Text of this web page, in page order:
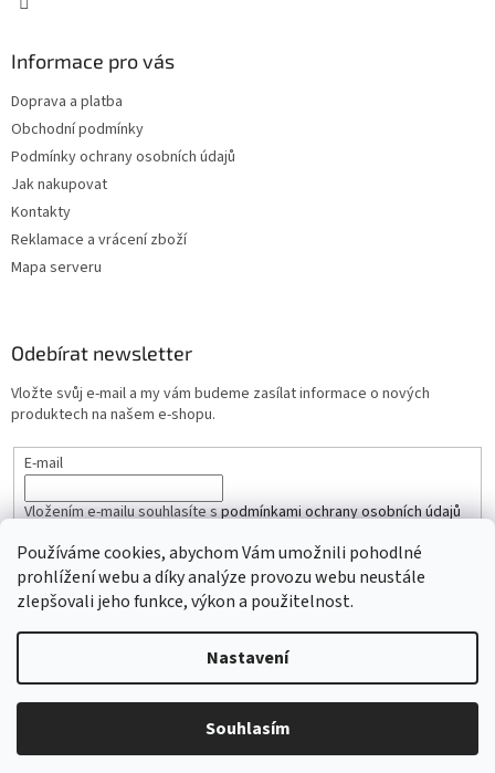
Používáme cookies, abychom Vám umožnili pohodlné
prohlížení webu a díky analýze provozu webu neustále
zlepšovali jeho funkce, výkon a použitelnost.
Nastavení
Souhlasím
Informace pro vás
Doprava a platba
Obchodní podmínky
Podmínky ochrany osobních údajů
Jak nakupovat
Kontakty
Reklamace a vrácení zboží
Mapa serveru
Odebírat newsletter
Vložte svůj e-mail a my vám budeme zasílat informace o nových
produktech na našem e-shopu.
E-mail
Vložením e-mailu souhlasíte spodmínkami ochrany osobních údajů
PŘIHLÁSIT SE
Vytvořil Shoptet
iŘemínky.cz. Všechna práva vyhrazena.